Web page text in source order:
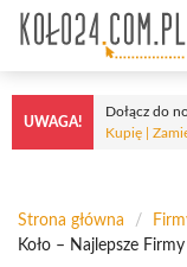
Przejdź
treści
UWAGA!
Dołącz do
Kupię |
Strona główna /
Koło – Najlepsze